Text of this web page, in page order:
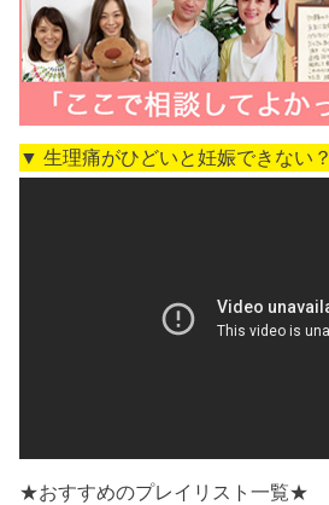
▼ 生理痛がひどいと妊娠できない？
★おすすめのプレイリスト一覧★